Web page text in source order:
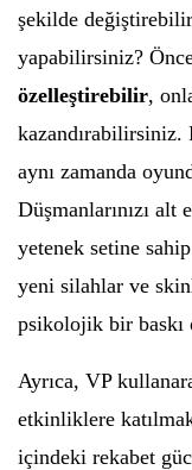
şekilde
yapabilirsiniz?
özelleştirebilir,
kazandırabilirsiniz.
aynı zamanda
Düşmanlarınızı
yetenek setine
yeni silahlar ve
psikolojik bir baskı
Ayrıca, VP
etkinliklere
içindeki rekabet